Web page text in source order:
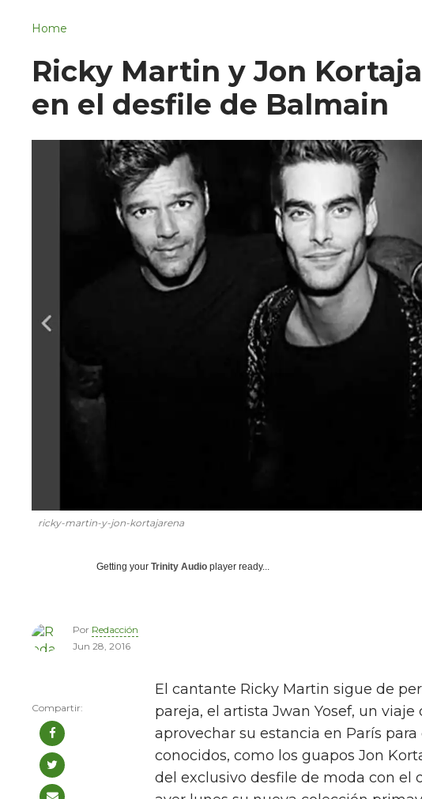
Home
Ricky Martin y Jon
en el desfile de Balmain
ricky-martin-y-jon-kortajarena
Getting your Trinity Audio player ready...
Por Redacción
Jun 28, 2016
El cantante Ricky Martin sigue de
pareja, el artista Jwan Yosef, un
aprovechar su estancia en París
conocidos, como los guapos Jon
del exclusivo desfile de moda con el